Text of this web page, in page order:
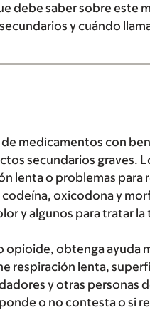
debe saber sobre este
y cuándo
medicamentos con
secundarios graves.
lenta o problemas para
oxicodona y
y algunos para tratar
opioide, obtenga ayuda
respiración lenta,
y otras personas
o no contesta o si